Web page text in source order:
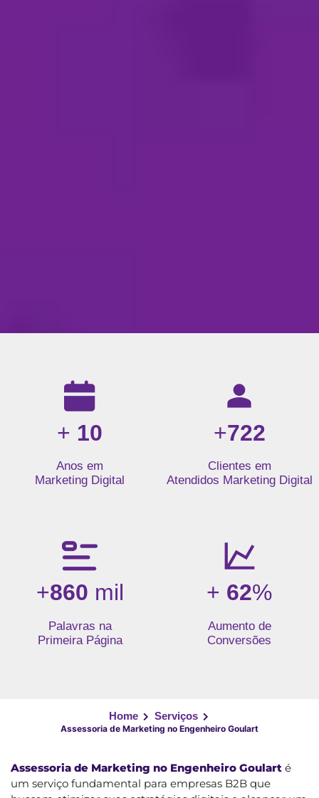
Resultados da nossa agência de marketing digital: mais
+ 10
Anos em
Marketing Digital
+722
Clientes em
Atendidos Marketing Digital
+860 mil
Palavras na
Primeira Página
+ 62%
Aumento de
Conversões
Home Serviços
Assessoria de Marketing no Engenheiro Goulart
Assessoria de Marketing no Engenheiro Goulart é
um serviço fundamental para empresas B2B que